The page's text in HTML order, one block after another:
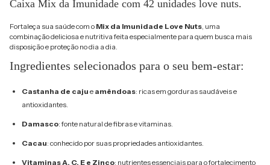
Caixa Mix da Imunidade com 42 unidades love nuts.
Fortaleça sua saúde com o Mix da Imunidade Love Nuts, uma
combinação deliciosa e nutritiva feita especialmente para quem busca mais
disposição e proteção no dia a dia.
Ingredientes selecionados para o seu bem-estar:
Castanha de caju e amêndoas: ricas em gorduras saudáveis e
antioxidantes.
Damasco: fonte natural de fibras e vitaminas.
Cacau: conhecido por suas propriedades antioxidantes.
Vitaminas A, C, E e Zinco: nutrientes essenciais para o fortalecimento